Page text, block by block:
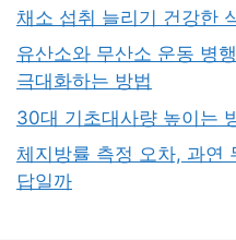
채소 섭취 늘리기 건강한
유산소와 무산소 운동 병
극대화하는 방법
30대 기초대사량 높이는
체지방률 측정 오차, 과연
답일까